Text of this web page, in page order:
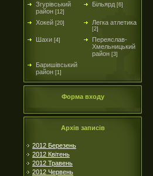
Згурівський
район [12]
Більярд [6]
Хокей [20] Легка атлетика
[2]
Шахи [4]
Переяслав-
Хмельницький
район [3]
Баришівський
район [1]
Форма входу
Архів записів
2012 Березень
2012 Квітень
2012 Травень
2012 Червень